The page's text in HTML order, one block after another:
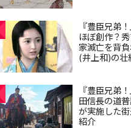
『豊臣兄弟
ほぼ創作？
家滅亡を背
(井上和)の壮
『豊臣兄弟
田信長の道
が実施した
紹介